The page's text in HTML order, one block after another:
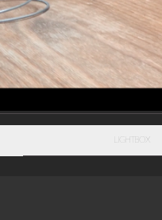
LIGHTBOX